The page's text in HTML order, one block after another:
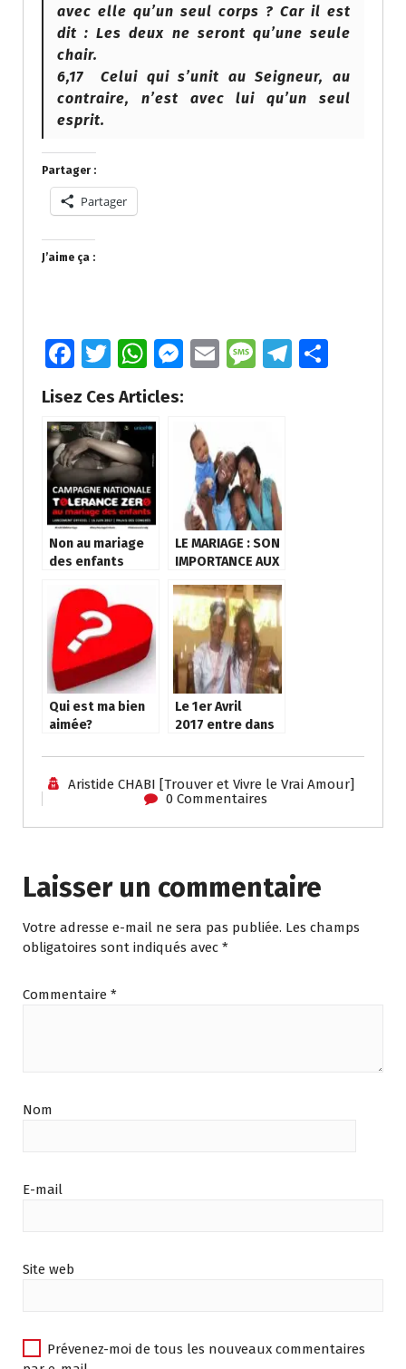
avec elle qu’un seul corps ? Car il est
dit : Les deux ne seront qu’une seule
chair.
6,17 Celui qui s’unit au Seigneur, au
contraire, n’est avec lui qu’un seul
esprit.
Partager :
Partager
J’aime ça :
Fa
ce
b
o
o
k
T
wi
tt
er
W
h
at
s
A
p
p
M
e
n
g
er
E
M
g
e
T
Lisez Ces Articles:
Non au mariage
des enfants
LE MARIAGE : SON
IMPORTANCE AUX
Qui est ma bien
aimée?
Le 1er Avril
2017 entre dans
Aristide CHABI [Trouver et Vivre le Vrai Amour]
0 Commentaires
Laisser un commentaire
Votre adresse e-mail ne sera pas publiée. Les champs
obligatoires sont indiqués avec *
Commentaire *
Nom
E-mail
Site web
Prévenez-moi de tous les nouveaux commentaires